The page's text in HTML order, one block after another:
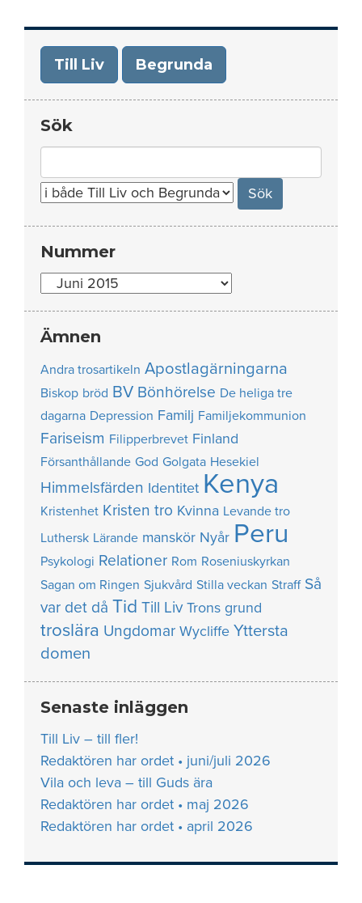
Till Liv Begrunda
Sök
for:
Nummer
Nummer
Ämnen
Andra trosartikeln Apostlagärningarna
Biskop bröd BV Bönhörelse De heliga tre
dagarna Depression Familj Familjekommunion
Fariseism Filipperbrevet Finland
Försanthållande God Golgata Hesekiel
Himmelsfärden Identitet Kenya
Kristenhet Kristen tro Kvinna Levande tro
Luthersk Lärande manskör Nyår Peru
Psykologi Relationer Rom Roseniuskyrkan
Sagan om Ringen Sjukvård Stilla veckan Straff Så
var det då Tid Till Liv Trons grund
troslära Ungdomar Wycliffe Yttersta
domen
Senaste inläggen
Till Liv – till fler!
Redaktören har ordet • juni/juli 2026
Vila och leva – till Guds ära
Redaktören har ordet • maj 2026
Redaktören har ordet • april 2026